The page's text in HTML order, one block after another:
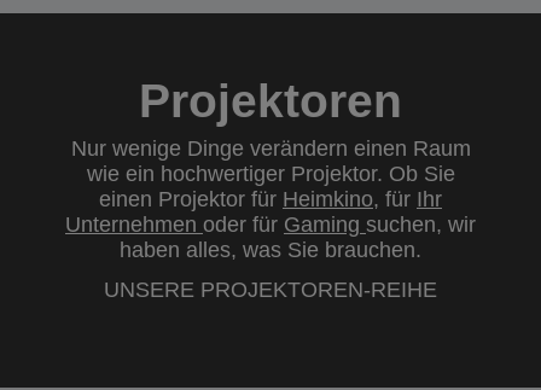
Projektoren
Nur wenige Dinge verändern einen Raum
wie ein hochwertiger Projektor. Ob Sie
einen Projektor für Heimkino, für Ihr
Unternehmen oder für Gaming suchen, wir
haben alles, was Sie brauchen.
UNSERE PROJEKTOREN-REIHE